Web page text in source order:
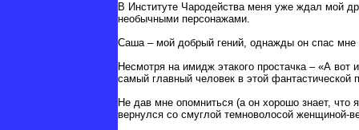
В Институте Чародейства меня уже ждал мой
необычными персонажами.
Саша – мой добрый гений, однажды он спас мне
Несмотря на имидж этакого простачка – «А
самый главный человек в этой
Не дав мне опомниться (а он хорошо знает, что
вернулся со смуглой темноволосой женщиной-